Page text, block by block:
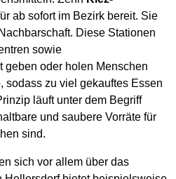
ab sofort im Bezirk bereit. Sie
Diese Stationen
sowie
geben oder holen Menschen
sodass zu viel gekauftes Essen
läuft unter dem Begriff
und saubere Vorräte für
sind.
sich vor allem über das